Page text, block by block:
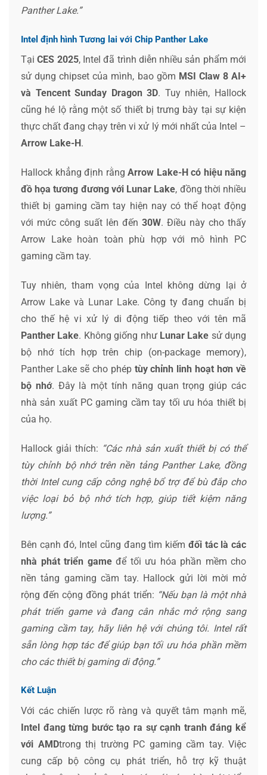
Panther Lake.”
Intel định hình Tương lai với Chip Panther Lake
TạiCES 2025, Intel đã trình diễn nhiều sản phẩm mới
sử dụng chipset của mình, bao gồm MSI Claw 8 AI+
và Tencent Sunday Dragon 3D. Tuy nhiên, Hallock
cũng hé lộ rằng một số thiết bị trưng bày tại sự kiện
thực chất đang chạy trên vi xử lý mới nhất của Intel –
Arrow Lake-H .
Hallock khẳng định rằng Arrow Lake-H có hiệu năng
đồ họa tương đương với Lunar Lake, đồng thời nhiều
thiết bị gaming cầm tay hiện nay có thể hoạt động
với mức công suất lên đến 30W. Điều này cho thấy
Arrow Lake hoàn toàn phù hợp với mô hình PC
gaming cầm tay.
Tuy nhiên, tham vọng của Intel không dừng lại ở
Arrow Lake và Lunar Lake. Công ty đang chuẩn bị
cho thế hệ vi xử lý di động tiếp theo với tên mã
Panther Lake. Không giống như Lunar Lake sử dụng
bộ nhớ tích hợp trên chip (on-package memory),
Panther Lake sẽ cho phép tùy chỉnh linh hoạt hơn về
bộ nhớ. Đây là một tính năng quan trọng giúp các
nhà sản xuất PC gaming cầm tay tối ưu hóa thiết bị
của họ.
Hallock giải thích: “Các nhà sản xuất thiết bị có thể
tùy chỉnh bộ nhớ trên nền tảng Panther Lake, đồng
thời Intel cung cấp công nghệ bổ trợ để bù đắp cho
việc loại bỏ bộ nhớ tích hợp, giúp tiết kiệm năng
lượng.”
Bên cạnh đó, Intel cũng đang tìm kiếm đối tác là các
nhà phát triển gameđể tối ưu hóa phần mềm cho
nền tảng gaming cầm tay. Hallock gửi lời mời mở
rộng đến cộng đồng phát triển: “Nếu bạn là một nhà
phát triển game và đang cân nhắc mở rộng sang
gaming cầm tay, hãy liên hệ với chúng tôi. Intel rất
sẵn lòng hợp tác để giúp bạn tối ưu hóa phần mềm
cho các thiết bị gaming di động.”
Kết Luận
Với các chiến lược rõ ràng và quyết tâm mạnh mẽ,
Intel đang từng bước tạo ra sự cạnh tranh đáng kể
với AMDtrong thị trường PC gaming cầm tay. Việc
cung cấp bộ công cụ phát triển, hỗ trợ kỹ thuật